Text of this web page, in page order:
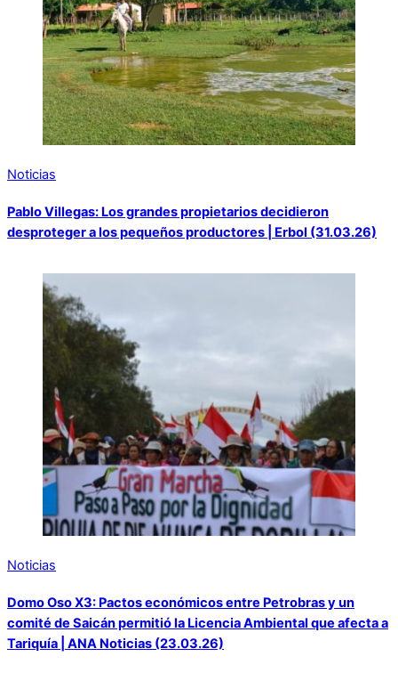
Noticias
Pablo Villegas: Los grandes propietarios decidieron
desproteger a los pequeños productores | Erbol (31.03.26)
Noticias
Domo Oso X3: Pactos económicos entre Petrobras y un
comité de Saicán permitió la Licencia Ambiental que afecta a
Tariquía | ANA Noticias (23.03.26)